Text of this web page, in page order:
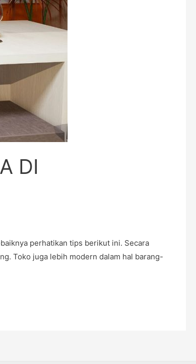
DI
perhatikan tips berikut ini. Secara
Toko juga lebih modern dalam hal barang-